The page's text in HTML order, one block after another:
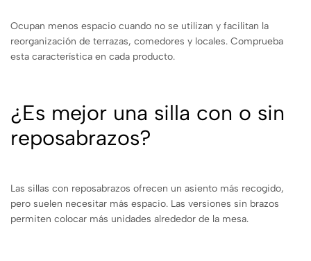
Ocupan menos espacio cuando no se utilizan y facilitan la
reorganización de terrazas, comedores y locales. Comprueba
esta característica en cada producto.
¿Es mejor una silla con o sin
reposabrazos?
Las sillas con reposabrazos ofrecen un asiento más recogido,
pero suelen necesitar más espacio. Las versiones sin brazos
permiten colocar más unidades alrededor de la mesa.